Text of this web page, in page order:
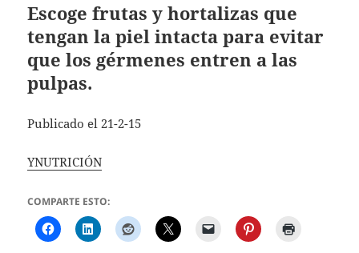
Escoge frutas y hortalizas que
tengan la piel intacta para evitar
que los gérmenes entren a las
pulpas.
Publicado el 21-2-15
YNUTRICIÓN
COMPARTE ESTO: